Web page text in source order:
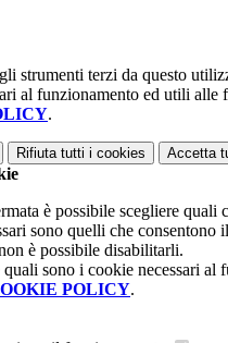
strumenti terzi da questo
al funzionamento ed utili alle
.
Rifiuta tutti i cookies Accetta
è possibile scegliere quali
sono quelli che consentono
è possibile disabilitarli.
quali sono i cookie necessari al
POLICY.